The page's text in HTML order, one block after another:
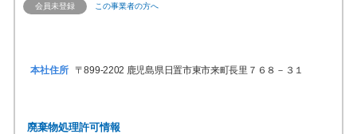
会員未登録 この事業者の方へ
本社住所 〒899-2202 鹿児島県日置市東市来町長里７６８－３１
廃棄物処理許可情報